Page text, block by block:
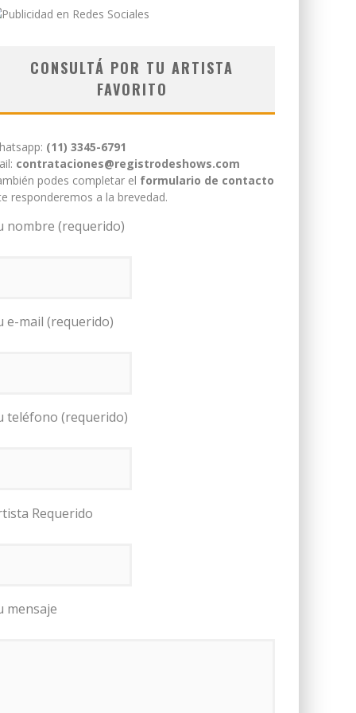
CONSULTÁ POR TU ARTISTA
FAVORITO
(11) 3345-6791
contrataciones@registrodeshows.com
podes completar el formulario de contacto
responderemos a la brevedad.
nombre (requerido)
e-mail (requerido)
teléfono (requerido)
Requerido
mensaje